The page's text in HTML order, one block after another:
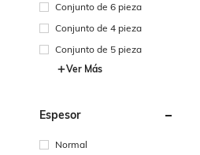
Conjunto de 6 pieza
Conjunto de 4 pieza
Conjunto de 5 pieza
Ver Más
Espesor
Normal